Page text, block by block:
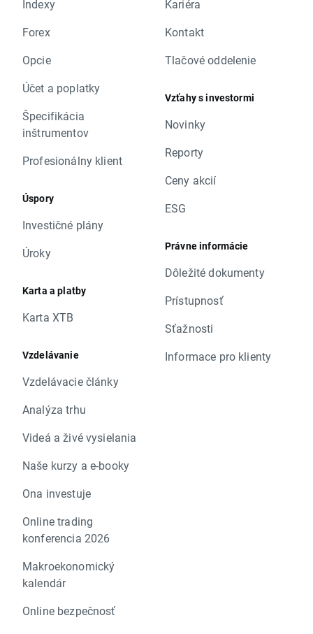
Indexy
Forex
Opcie
Účet a poplatky
Špecifikácia
inštrumentov
Profesionálny klient
Úspory
Investičné plány
Úroky
Karta a platby
Karta XTB
Vzdelávanie
Vzdelávacie články
Analýza trhu
Videá a živé vysielania
Naše kurzy a e-booky
Ona investuje
Online trading
konferencia 2026
Makroekonomický
kalendár
Online bezpečnosť
Kariéra
Kontakt
Tlačové oddelenie
Vzťahy s investormi
Novinky
Reporty
Ceny akcií
ESG
Právne informácie
Dôležité dokumenty
Prístupnosť
Sťažnosti
Informace pro klienty